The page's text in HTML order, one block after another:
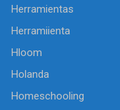
Herramientas
Herramiienta
Hloom
Holanda
Homeschooling